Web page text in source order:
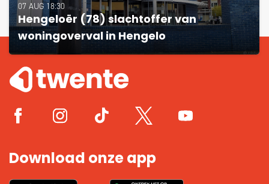
07 AUG 18:30
Hengeloër (78) slachtoffer van
woningoverval in Hengelo
Download onze app